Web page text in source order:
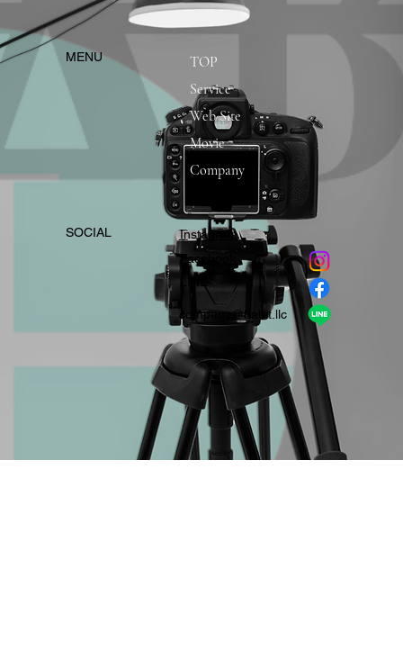
​MENU
TOP
Service
Web Site
Movie
Company
​SOCIAL
Instagram
​Facebook
company＠habit.llc